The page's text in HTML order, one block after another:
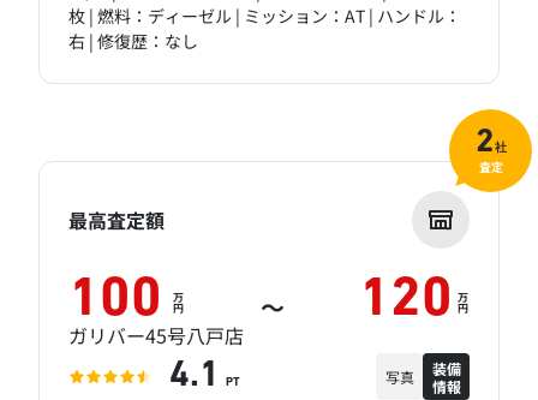
枚 | 燃料：ディーゼル | ミッション：AT | ハンドル：
右 | 修復歴：なし
最高査定額
100 万
円 ～ 120 万
円
ガリバー45号八戸店
4.1 PT 写真
装備
情報
2社
査定